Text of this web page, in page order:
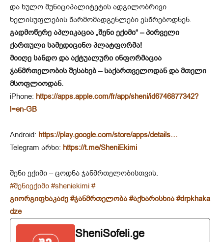
და ხულო მუნიციპალიტეტის ადგილობრივი
ხელისუფლების წარმომადგენლები ესწრებოდნენ.
გადმოწერე აპლიკაცია „შენი ექიმი“ – პირველი
ქართული სამედიცინო პლატფორმა!
მიიღე სანდო და აქტუალური ინფორმაცია
ჯანმრთელობის შესახებ – საქართველოდან და მთელი
მსოფლიოდან.
iPhone: https://apps.apple.com/fr/app/sheni/id6746877342?
l=en-GB
Android: https://play.google.com/store/apps/details…
Telegram არხი: https://t.me/SheniEkimi
შენი ექიმი – ცოდნა ჯანმრთელობისთვის.
#შენიექიმი #sheniekimi #
გიორგიფხაკაძე #ჯანმრთელობა #აქხარისხია #drpkhaka
dze
SheniSofeli.ge